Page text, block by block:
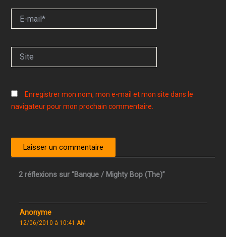
mail*
Enregistrer mon nom, mon e-mail et mon site dans le
navigateur pour mon prochain commentaire.
2 réflexions sur “Banque / Mighty Bop (The)”
Anonyme
12/06/2010 à 10:41 AM